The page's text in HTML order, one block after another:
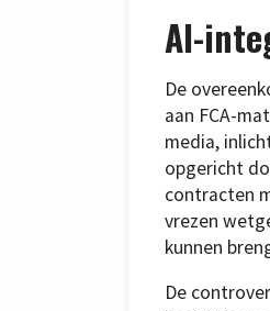
AI-
De
aan FCA-
media,
opgericht
contracten
vrezen
kunnen
De